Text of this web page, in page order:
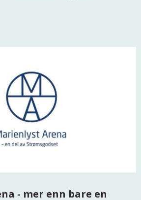
- mer enn bare en